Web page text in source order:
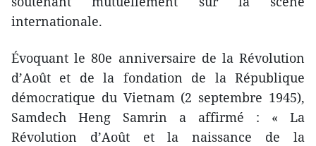
internationale.
Évoquant le 80e anniversaire de la Révolution
d’Août et de la fondation de la République
démocratique du Vietnam (2 septembre 1945),
Samdech Heng Samrin a affirmé : « La
Révolution d’Août et la naissance de la